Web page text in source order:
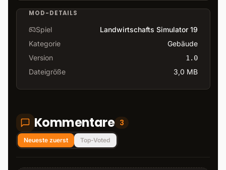
MOD-DETAILS
Spiel
Landwirtschafts Simulator 19
Kategorie
Gebäude
Version
1.0
Dateigröße 3,0 MB
Kommentare 3
Neueste zuerst Top-Voted